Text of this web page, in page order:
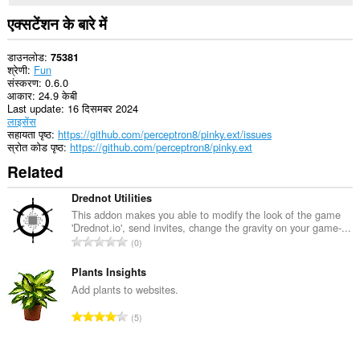
एक्सटेंशन के बारे में
डाउनलोड 75381
श्रेणी Fun
संस्करण 0.6.0
आकार 24.9 केबी
Last update 16 दिसमबर 2024
लाइसेंस
सहायता पृष्ठ https://github.com/perceptron8/pinky.ext/issues
स्रोत कोड पृष्ठ https://github.com/perceptron8/pinky.ext
Related
Drednot Utilities
This addon makes you able to modify the look of the game
'Drednot.io', send invites, change the gravity on your game-...
रे
ग
की
ल
0
Plants Insights
Add plants to websites.
रे5